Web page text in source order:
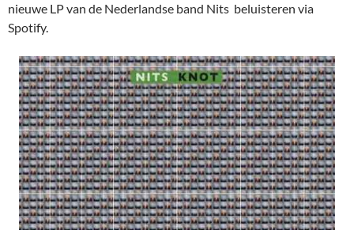
nieuwe LP van de Nederlandse band Nits beluisteren via
Spotify.